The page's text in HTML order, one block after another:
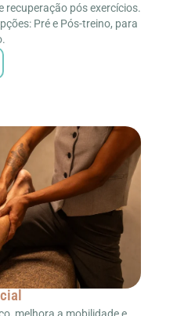
recuperação pós exercícios.
Pré e Pós-treino, para
melhora a mobilidade e